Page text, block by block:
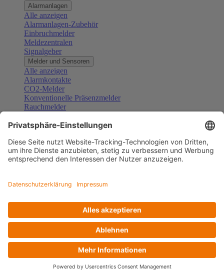
Alarmanlagen
Alle anzeigen
Alarmanlagen-Zubehör
Einbruchmelder
Meldezentralen
Signalgeber
Melder und Sensoren
Alle anzeigen
Alarmkontakte
CO2-Melder
Konventionelle Präsenzmelder
Rauchmelder
Gefahrenmelder
Türsprechanlagen
Alle anzeigen
Außenstationen
Klingeltaster und Gongs
Sprechanlagen-Sets
Zubehör Türkommunikation
Videoüberwachung
Zubehör Videoüberwachung
Alle anzeigen